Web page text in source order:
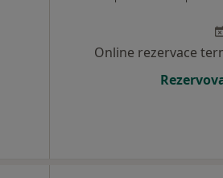
Online rezervace